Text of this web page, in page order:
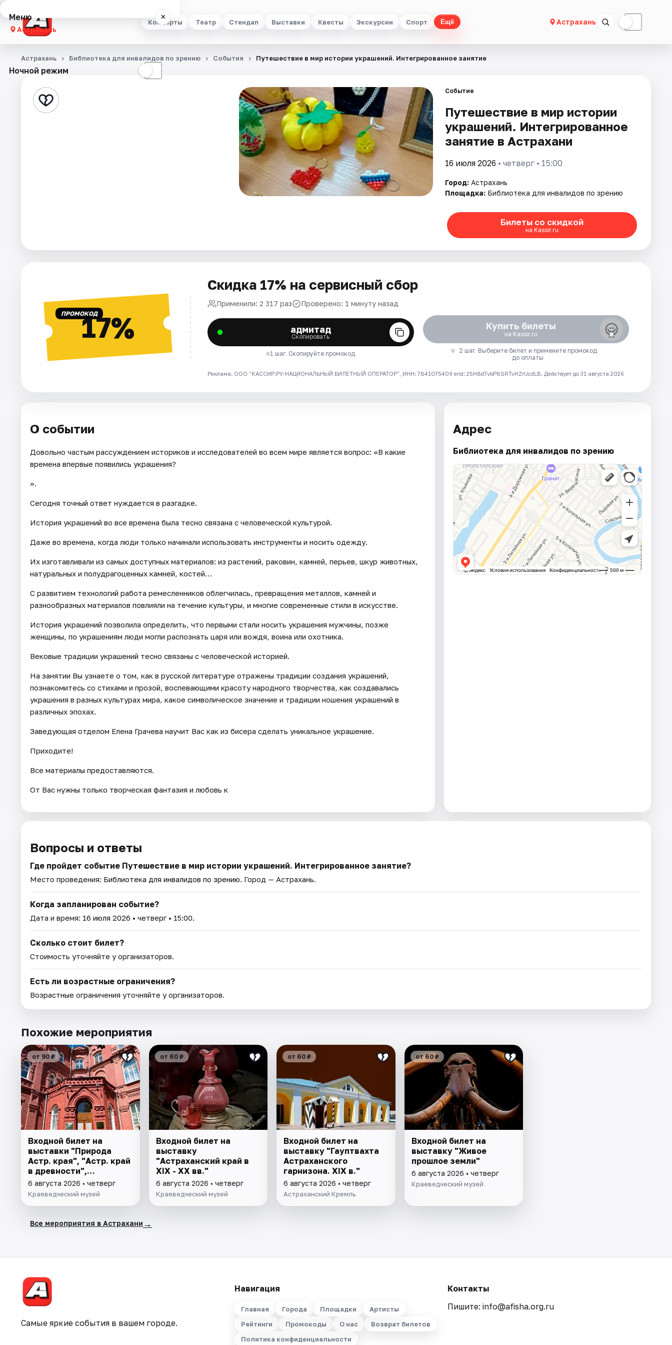
Концерты Театр Стендап Выставки Квесты Экскурсии Спорт Ещё Астрахань ☾
Меню ×
Астрахань
Концерты
Стендап
Города
Рейтинги
Ночной режим ☾
Астрахань Библиотека для инвалидов по зрению События Путешествие в мир истории украшений. Интегрированное занятие
Событие
Путешествие в мир истории
украшений. Интегрированное
занятие в Астрахани
16 июля 2026 • четверг • 15:00
Город: Астрахань
Площадка: Библиотека для инвалидов по зрению
Билеты со скидкой
на Kassir.ru
ПРОМОКОД17%
Скидка 17% на сервисный сбор
Применили: 2 317 раз Проверено: 1 минуту назад
адмитад
Скопировать
1 шаг. Скопируйте промокод
Купить билеты
на Kassir.ru
2 шаг. Выберите билет и примените промокод
до оплаты
Реклама. ООО "КАССИР.РУ-НАЦИОНАЛЬНЫЙ БИЛЕТНЫЙ ОПЕРАТОР", ИНН: 7841075409 erid: 25H8d7vbP8SRTvHZrUcdLB. Действует до 31 августа 2026
О событии
Довольно частым рассуждением историков и исследователей во всем мире является вопрос: «В какие
времена впервые появились украшения?
».
Сегодня точный ответ нуждается в разгадке.
История украшений во все времена была тесно связана с человеческой культурой.
Даже во времена, когда люди только начинали использовать инструменты и носить одежду.
Их изготавливали из самых доступных материалов: из растений, раковин, камней, перьев, шкур животных,
натуральных и полудрагоценных камней, костей…
С развитием технологий работа ремесленников облегчилась, превращения металлов, камней и
разнообразных материалов повлияли на течение культуры, и многие современные стили в искусстве.
История украшений позволила определить, что первыми стали носить украшения мужчины, позже
женщины, по украшениям люди могли распознать царя или вождя, воина или охотника.
Вековые традиции украшений тесно связаны с человеческой историей.
На занятии Вы узнаете о том, как в русской литературе отражены традиции создания украшений,
познакомитесь со стихами и прозой, воспевающими красоту народного творчества, как создавались
украшения в разных культурах мира, какое символическое значение и традиции ношения украшений в
различных эпохах.
Заведующая отделом Елена Грачева научит Вас как из бисера сделать уникальное украшение.
Приходите!
Все материалы предоставляются.
От Вас нужны только творческая фантазия и любовь к
Адрес
Библиотека для инвалидов по зрению
Вопросы и ответы
Где пройдет событие Путешествие в мир истории украшений. Интегрированное занятие?
Место проведения: Библиотека для инвалидов по зрению. Город — Астрахань.
Когда запланирован событие?
Дата и время: 16 июля 2026 • четверг • 15:00.
Сколько стоит билет?
Стоимость уточняйте у организаторов.
Есть ли возрастные ограничения?
Возрастные ограничения уточняйте у организаторов.
Похожие мероприятия
от 90 ₽
Входной билет на
выставки "Природа
Астр. края", "Астр. край
в древности",
"Заселение Астр. края"
6 августа 2026 • четверг
Краеведческий музей
от 60 ₽
Входной билет на
выставку
"Астраханский край в
XIX - XX вв."
6 августа 2026 • четверг
Краеведческий музей
от 60 ₽
Входной билет на
выставку "Гауптвахта
Астраханского
гарнизона. XIX в."
6 августа 2026 • четверг
Астраханский Кремль
от 60 ₽
Входной билет на
выставку "Живое
прошлое земли"
6 августа 2026 • четверг
Краеведческий музей
Все мероприятия в Астрахани →
Самые яркие события в вашем городе.
Навигация
Главная Города Площадки
Артисты
Рейтинги
Промокоды О нас
Возврат билетов
Политика конфиденциальности
Контакты
Пишите: info@afisha.org.ru